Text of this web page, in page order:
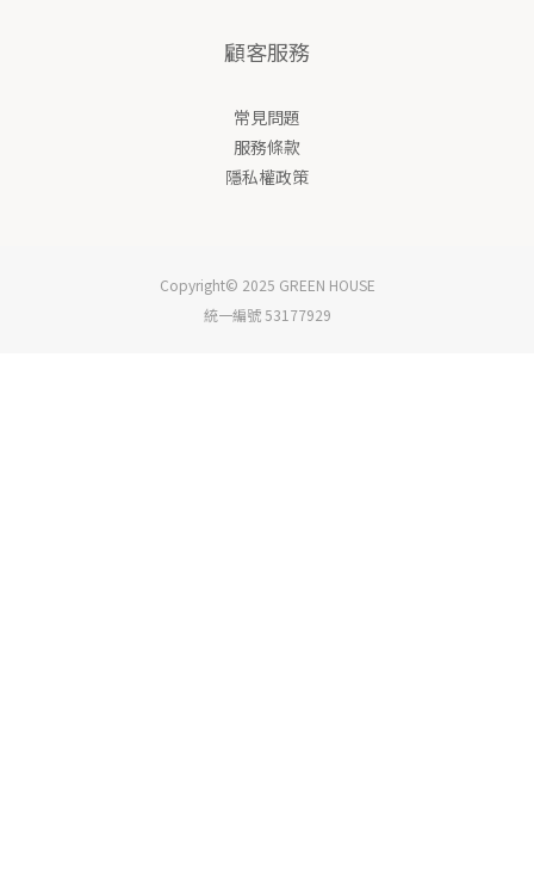
顧客服務
常見問題
服務條款
隱私權政策
Copyright© 2025 GREEN HOUSE
統一編號 53177929